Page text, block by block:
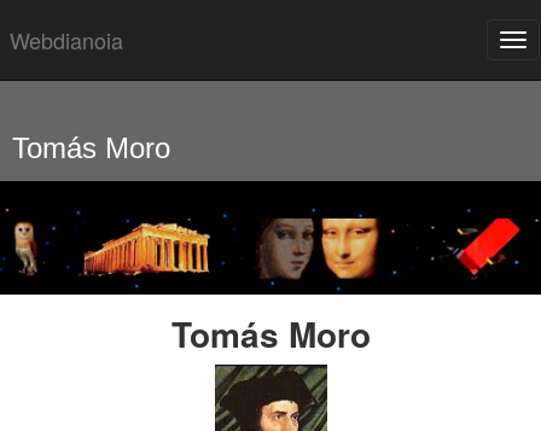
enlaces
Webdianoia
Tomás Moro
Tomás Moro